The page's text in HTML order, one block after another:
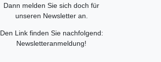
Dann melden Sie sich doch für
unseren Newsletter an.
Den Link finden Sie nachfolgend:
Newsletteranmeldung!